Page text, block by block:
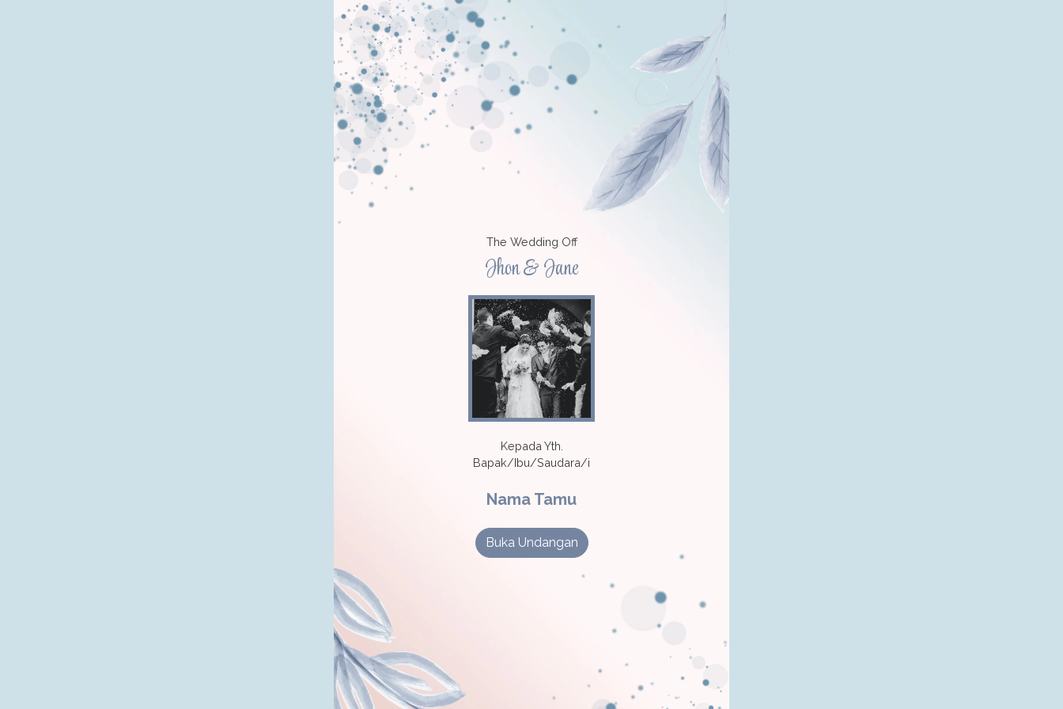
The Wedding Off
Jhon & Jane
Kepada Yth.
Bapak/Ibu/Saudara/i
Nama Tamu
Buka Undangan